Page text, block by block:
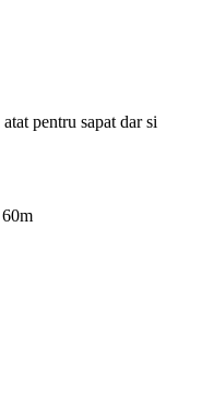
pentru sapat dar si